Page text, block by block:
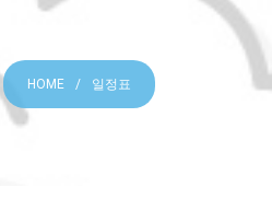
HOME 일정표